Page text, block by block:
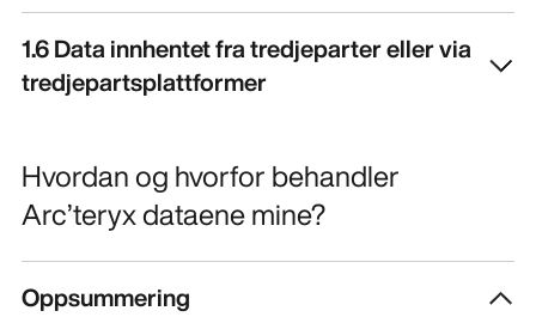
1.6 Data innhentet fra tredjeparter eller via
tredjepartsplattformer
Hvordan og hvorfor behandler
Arc’teryx dataene mine?
Oppsummering